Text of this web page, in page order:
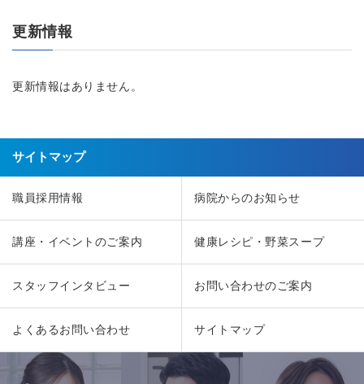
更新情報
更新情報はありません。
サイトマップ
職員採用情報 病院からのお知らせ
講座・イベントのご案内 健康レシピ・野菜スープ
スタッフインタビュー お問い合わせのご案内
よくあるお問い合わせ サイトマップ